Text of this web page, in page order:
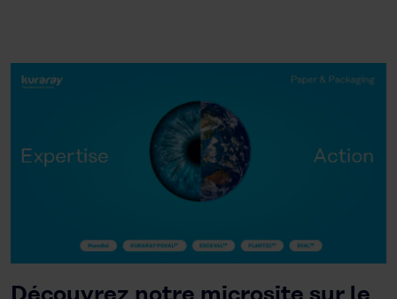
Découvrez notre microsite sur le